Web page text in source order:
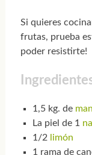
Si quieres
frutas, prueba
poder resistirte!
1,5 kg. de
La piel de 1
1/2
limón
1 rama de